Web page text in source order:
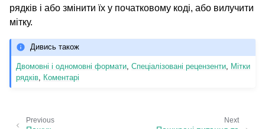
рядків і або змінити їх у початковому коді, або вилучити
мітку.
Дивись також
Двомовні і одномовні формати ,Спеціалізовані рецензенти
Мітки
рядків
Коментарі
Next
Previous